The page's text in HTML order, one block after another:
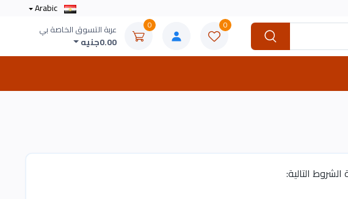
0
0 عربة التسوق الخاصة بي
0.00جنيه
التالية: